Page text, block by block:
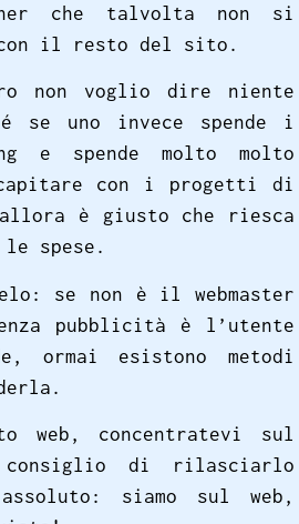
che talvolta non si
con il resto del sito.
non voglio dire niente
se uno invece spende i
e spende molto molto
capitare con i progetti di
è giusto che riesca
le spese.
se non è il webmaster
pubblicità è l’utente
ormai esistono metodi
web, concentratevi sul
di rilasciarlo
siamo sul web,